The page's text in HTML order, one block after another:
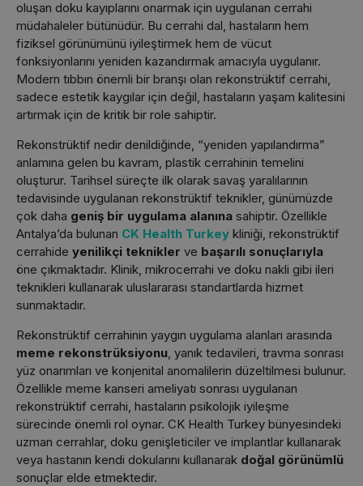
oluşan doku kayıplarını onarmak için uygulanan cerrahi
müdahaleler bütünüdür. Bu cerrahi dal, hastaların hem
fiziksel görünümünü iyileştirmek hem de vücut
fonksiyonlarını yeniden kazandırmak amacıyla uygulanır.
Modern tıbbın önemli bir branşı olan rekonstrüktif cerrahi,
sadece estetik kaygılar için değil, hastaların yaşam kalitesini
artırmak için de kritik bir role sahiptir.
Rekonstrüktif nedir denildiğinde, “yeniden yapılandırma”
anlamına gelen bu kavram, plastik cerrahinin temelini
oluşturur. Tarihsel süreçte ilk olarak savaş yaralılarının
tedavisinde uygulanan rekonstrüktif teknikler, günümüzde
çok daha geniş bir uygulama alanına sahiptir. Özellikle
Antalya’da bulunan CK Health Turkey kliniği, rekonstrüktif
cerrahide yenilikçi teknikler ve başarılı sonuçlarıyla
öne çıkmaktadır. Klinik, mikrocerrahi ve doku nakli gibi ileri
teknikleri kullanarak uluslararası standartlarda hizmet
sunmaktadır.
Rekonstrüktif cerrahinin yaygın uygulama alanları arasında
meme rekonstrüksiyonu , yanık tedavileri, travma sonrası
yüz onarımları ve konjenital anomalilerin düzeltilmesi bulunur.
Özellikle meme kanseri ameliyatı sonrası uygulanan
rekonstrüktif cerrahi, hastaların psikolojik iyileşme
sürecinde önemli rol oynar. CK Health Turkey bünyesindeki
uzman cerrahlar, doku genişleticiler ve implantlar kullanarak
veya hastanın kendi dokularını kullanarak doğal görünümlü
sonuçlar elde etmektedir.